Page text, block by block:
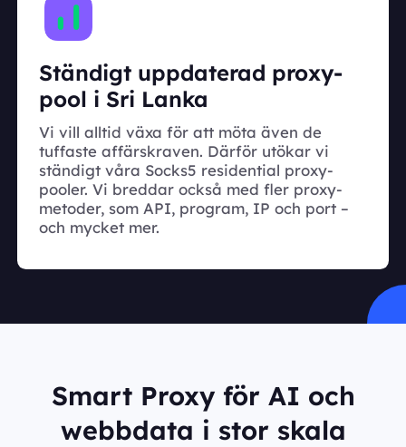
Ständigt uppdaterad proxy-
pool i Sri Lanka
Vi vill alltid växa för att möta även de
tuffaste affärskraven. Därför utökar vi
ständigt våra Socks5 residential proxy-
pooler. Vi breddar också med fler proxy-
metoder, som API, program, IP och port –
och mycket mer.
Smart Proxy för AI och
webbdata i stor skala